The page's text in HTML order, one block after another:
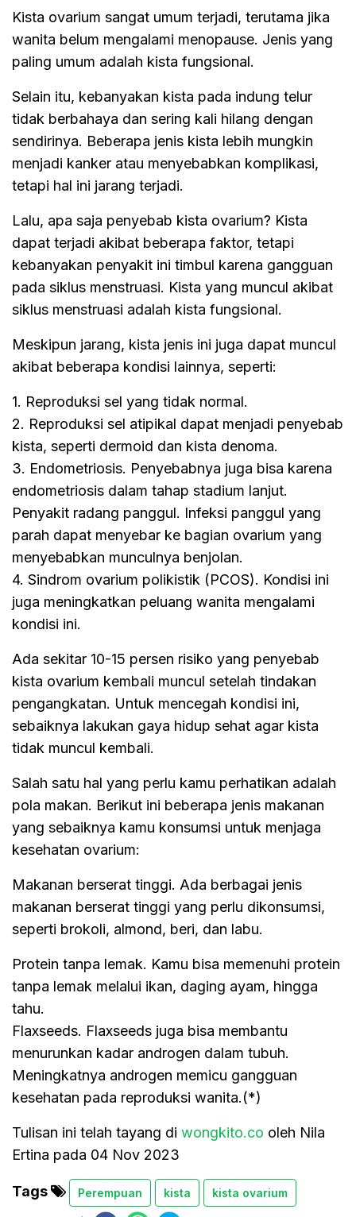
Kista ovarium sangat umum terjadi, terutama jika
wanita belum mengalami menopause. Jenis yang
paling umum adalah kista fungsional.
Selain itu, kebanyakan kista pada indung telur
tidak berbahaya dan sering kali hilang dengan
sendirinya. Beberapa jenis kista lebih mungkin
menjadi kanker atau menyebabkan komplikasi,
tetapi hal ini jarang terjadi.
Lalu, apa saja penyebab kista ovarium? Kista
dapat terjadi akibat beberapa faktor, tetapi
kebanyakan penyakit ini timbul karena gangguan
pada siklus menstruasi. Kista yang muncul akibat
siklus menstruasi adalah kista fungsional.
Meskipun jarang, kista jenis ini juga dapat muncul
akibat beberapa kondisi lainnya, seperti:
1. Reproduksi sel yang tidak normal.
2. Reproduksi sel atipikal dapat menjadi penyebab
kista, seperti dermoid dan kista denoma.
3. Endometriosis. Penyebabnya juga bisa karena
endometriosis dalam tahap stadium lanjut.
Penyakit radang panggul. Infeksi panggul yang
parah dapat menyebar ke bagian ovarium yang
menyebabkan munculnya benjolan.
4. Sindrom ovarium polikistik (PCOS). Kondisi ini
juga meningkatkan peluang wanita mengalami
kondisi ini.
Ada sekitar 10-15 persen risiko yang penyebab
kista ovarium kembali muncul setelah tindakan
pengangkatan. Untuk mencegah kondisi ini,
sebaiknya lakukan gaya hidup sehat agar kista
tidak muncul kembali.
Salah satu hal yang perlu kamu perhatikan adalah
pola makan. Berikut ini beberapa jenis makanan
yang sebaiknya kamu konsumsi untuk menjaga
kesehatan ovarium:
Makanan berserat tinggi. Ada berbagai jenis
makanan berserat tinggi yang perlu dikonsumsi,
seperti brokoli, almond, beri, dan labu.
Protein tanpa lemak. Kamu bisa memenuhi protein
tanpa lemak melalui ikan, daging ayam, hingga
tahu.
Flaxseeds. Flaxseeds juga bisa membantu
menurunkan kadar androgen dalam tubuh.
Meningkatnya androgen memicu gangguan
kesehatan pada reproduksi wanita.(*)
Tulisan ini telah tayang di wongkito.co oleh Nila
Ertina pada 04 Nov 2023
Tags Perempuan kista kista ovarium